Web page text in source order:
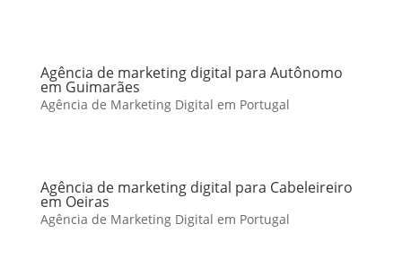
Agência de marketing digital para Autônomo
em Guimarães
Agência de Marketing Digital em Portugal
Agência de marketing digital para Cabeleireiro
em Oeiras
Agência de Marketing Digital em Portugal